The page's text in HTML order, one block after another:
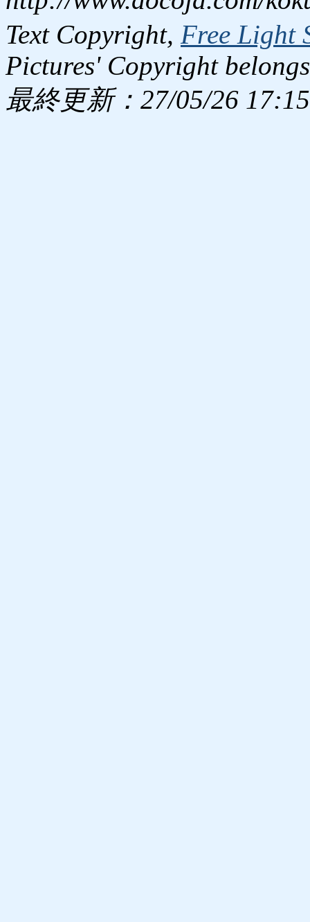
Text Copyright, Free Light
Pictures' Copyright
最終更新：27/05/26 17:15